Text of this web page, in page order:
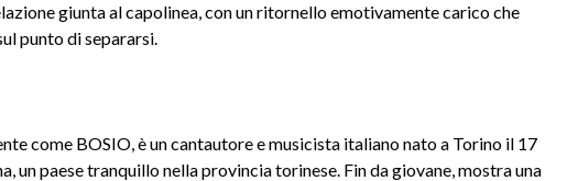
giunta al capolinea, con un ritornello emotivamente carico che
punto di separarsi.
come BOSIO, è un cantautore e musicista italiano nato a Torino il 17
un paese tranquillo nella provincia torinese. Fin da giovane, mostra una